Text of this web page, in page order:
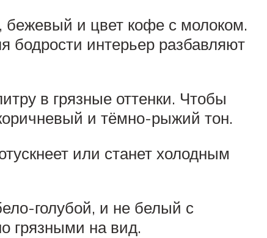
и цвет кофе с молоком.
бодрости интерьер разбавляют
в грязные оттенки. Чтобы
и тёмно-рыжий тон.
или станет холодным
голубой, и не белый с
грязными на вид.